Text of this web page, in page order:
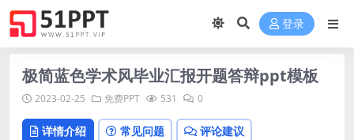
登录
极简蓝色学术风毕业汇报开题答辩ppt模板
2023-02-25 免费PPT 531 0
详情介绍 常见问题 评论建议